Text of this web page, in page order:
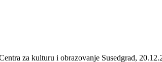
za kulturu i obrazovanje Susedgrad,